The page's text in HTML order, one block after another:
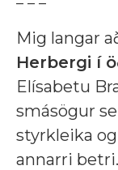
Mig langar
Herbergi í
Elísabetu
smásögur
styrkleika
annarri